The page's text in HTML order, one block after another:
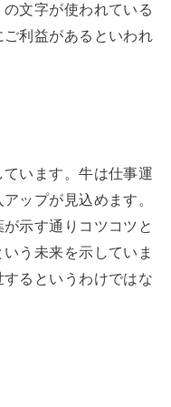
文字が使われている
利益があるといわれ
います。牛は仕事運
ップが見込めます。
示す通りコツコツと
う未来を示していま
るというわけではな